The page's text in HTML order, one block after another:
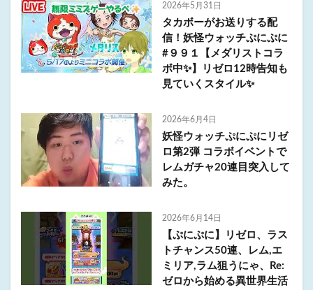
2026年5月31日
タカボーがお送りする配
信！妖怪ウォッチぷにぷに
#９９１【メダリストコラ
ボ中✨】リゼロ12時告知も
見ていくスタイル✨
2026年6月4日
妖怪ウォッチぷにぷにリゼ
ロ第2弾 コラボイベントで
レムガチャ20連目突入して
みた。
2026年6月14日
【ぷにぷに】リゼロ、ラス
トチャンス50連、レム,エ
ミリア,ラム狙うにゃ、Re:
ゼロから始める異世界生活